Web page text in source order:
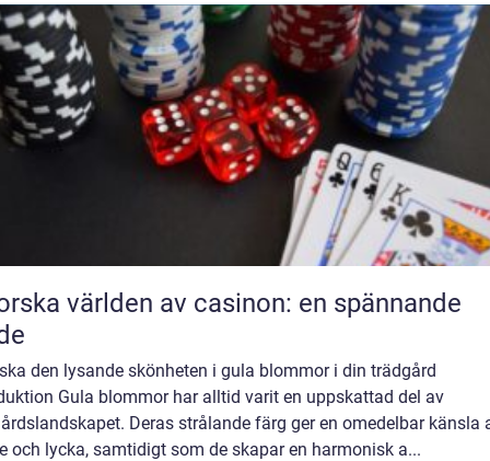
världen av casinon: en spännande
den lysande skönheten i gula blommor i din trädgård
Gula blommor har alltid varit en uppskattad del av
Deras strålande färg ger en omedelbar känsla
och lycka, samtidigt som de skapar en harmonisk a...